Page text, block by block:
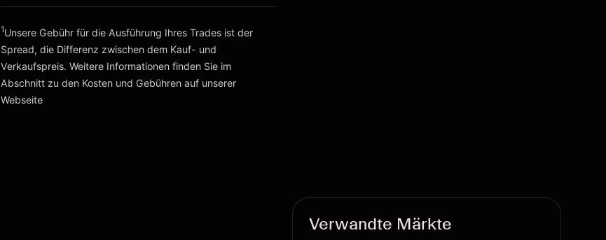
Kosten und Gebühren
1Unsere Gebühr für die Ausführung Ihres Trades ist der
Spread, die Differenz zwischen dem Kauf- und
Verkaufspreis. Weitere Informationen finden Sie im
Abschnitt zu den Kosten und Gebühren auf unserer
Webseite
Verwandte Märkte